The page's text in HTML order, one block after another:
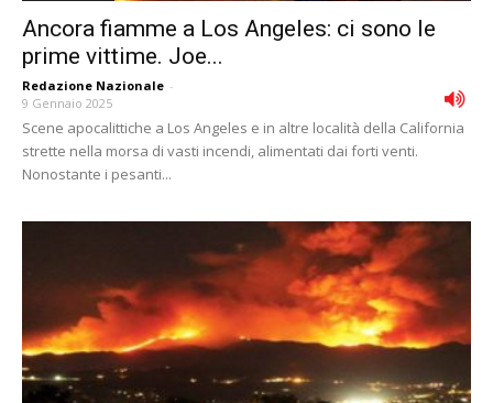
Ancora fiamme a Los Angeles: ci sono le
prime vittime. Joe...
Redazione Nazionale -
9 Gennaio 2025
Scene apocalittiche a Los Angeles e in altre località della California
strette nella morsa di vasti incendi, alimentati dai forti venti.
Nonostante i pesanti...